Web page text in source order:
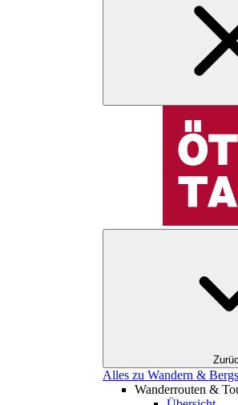
Alles zu Wandern &
Wanderrouten &